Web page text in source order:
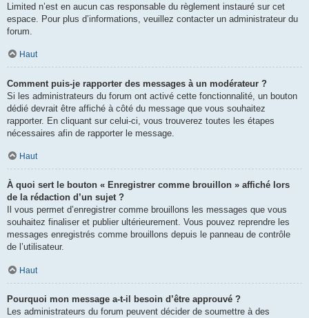
Limited n’est en aucun cas responsable du règlement instauré sur cet
espace. Pour plus d’informations, veuillez contacter un administrateur du
forum.
Haut
Comment puis-je rapporter des messages à un modérateur ?
Si les administrateurs du forum ont activé cette fonctionnalité, un bouton
dédié devrait être affiché à côté du message que vous souhaitez
rapporter. En cliquant sur celui-ci, vous trouverez toutes les étapes
nécessaires afin de rapporter le message.
Haut
À quoi sert le bouton « Enregistrer comme brouillon » affiché lors
de la rédaction d’un sujet ?
Il vous permet d’enregistrer comme brouillons les messages que vous
souhaitez finaliser et publier ultérieurement. Vous pouvez reprendre les
messages enregistrés comme brouillons depuis le panneau de contrôle
de l’utilisateur.
Haut
Pourquoi mon message a-t-il besoin d’être approuvé ?
Les administrateurs du forum peuvent décider de soumettre à des